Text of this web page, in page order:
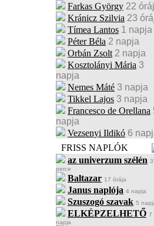
Farkas György 22
Kránicz Szilvia 23
Tímea Lantos 1 napja
Péter Béla 2 napja
Orbán Zsolt 2 napja
Kosztolányi Mária 3
napja
Nemes Máté 3 napja
Tikkel Lajos 3 napja
Francesco de Orellana
napja
Vezsenyi Ildikó 6
FRISS NAPLÓK
az univerzum szélén
perce
Baltazar 17 órája
Janus naplója 4 napja
Szuszogó szavak 5
ELKÉPZELHETŐ 7
napja